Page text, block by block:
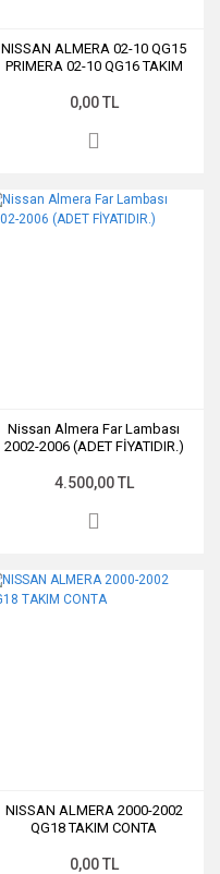
NISSAN ALMERA 02-10 QG15
PRIMERA 02-10 QG16 TAKIM
0,00 TL
Nissan Almera Far Lambası
2002-2006 (ADET FİYATIDIR.)
4.500,00 TL
NISSAN ALMERA 2000-2002
QG18 TAKIM CONTA
0,00 TL